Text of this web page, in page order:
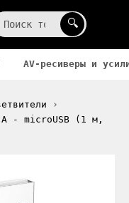
🔍
AV-ресиверы и
A - microUSB (1 м,